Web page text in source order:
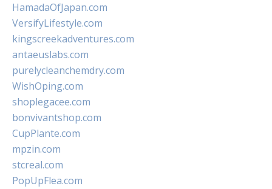
HamadaOfJapan.com
VersifyLifestyle.com
kingscreekadventures.com
antaeuslabs.com
purelycleanchemdry.com
WishOping.com
shoplegacee.com
bonvivantshop.com
CupPlante.com
mpzin.com
stcreal.com
PopUpFlea.com